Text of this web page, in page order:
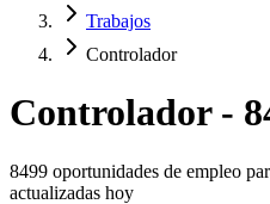
Trabajos
Controlador
Controlador -
8499 oportunidades de empleo
actualizadas hoy